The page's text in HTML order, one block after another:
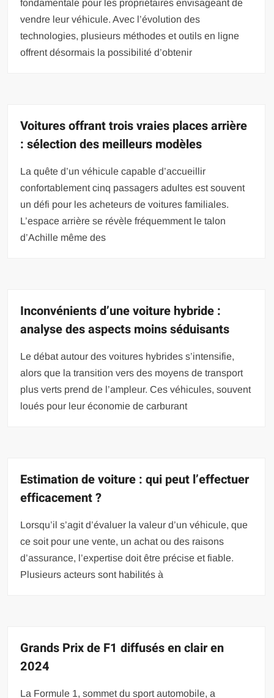
fondamentale pour les propriétaires envisageant de
vendre leur véhicule. Avec l’évolution des
technologies, plusieurs méthodes et outils en ligne
offrent désormais la possibilité d’obtenir
Voitures offrant trois vraies places arrière
: sélection des meilleurs modèles
La quête d’un véhicule capable d’accueillir
confortablement cinq passagers adultes est souvent
un défi pour les acheteurs de voitures familiales.
L’espace arrière se révèle fréquemment le talon
d’Achille même des
Inconvénients d’une voiture hybride :
analyse des aspects moins séduisants
Le débat autour des voitures hybrides s’intensifie,
alors que la transition vers des moyens de transport
plus verts prend de l’ampleur. Ces véhicules, souvent
loués pour leur économie de carburant
Estimation de voiture : qui peut l’effectuer
efficacement ?
Lorsqu’il s’agit d’évaluer la valeur d’un véhicule, que
ce soit pour une vente, un achat ou des raisons
d’assurance, l’expertise doit être précise et fiable.
Plusieurs acteurs sont habilités à
Grands Prix de F1 diffusés en clair en
2024
La Formule 1, sommet du sport automobile, a